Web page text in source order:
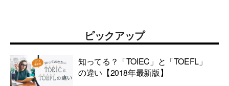
ピックアップ
知ってる？「TOIEC」と「TOEFL」
の違い【2018年最新版】